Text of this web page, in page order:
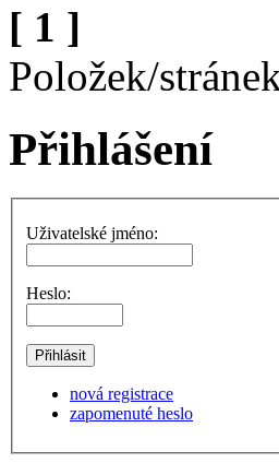
[ 1 ]
Položek/
Přihlášení
Uživatelské jméno:
Heslo:
nová registrace
zapomenuté heslo